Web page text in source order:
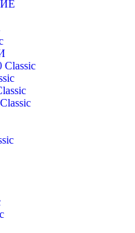
Classic